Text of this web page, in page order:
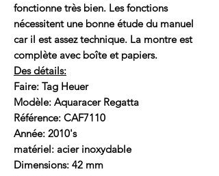
fonctionne très bien. Les fonctions
nécessitent une bonne étude du manuel
car il est assez technique. La montre est
complète avec boîte et papiers.
Des détails:
Faire: Tag Heuer
Modèle: Aquaracer Regatta
Référence: CAF7110
Année: 2010's
matériel: acier inoxydable
Dimensions: 42 mm